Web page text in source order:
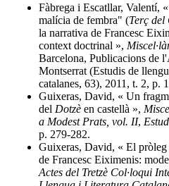
Fàbrega i Escatllar, Valentí,
malícia de fembra" (Terç del
la narrativa de Francesc
context doctrinal »,
Barcelona, Publicacions de
Montserrat (Estudis de
catalanes, 63), 2011, t. 2, p.
Guixeras, David, « Un
del Dotzè en castellà »,
a Modest Prats, vol. II,
p. 279-282.
Guixeras, David, « El pròleg
de Francesc Eiximenis:
Actes del Tretzè Col·loqui